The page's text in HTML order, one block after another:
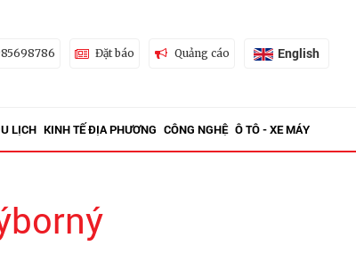
Đặt báo Quảng cáo English
LỊCH KINH TẾ ĐỊA PHƯƠNG CÔNG NGHỆ Ô TÔ - XE MÁY